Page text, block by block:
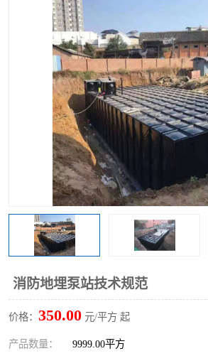
消防地埋泵站技术规范
价格： 350.00 元/平方 起
产品数量： 9999.00平方